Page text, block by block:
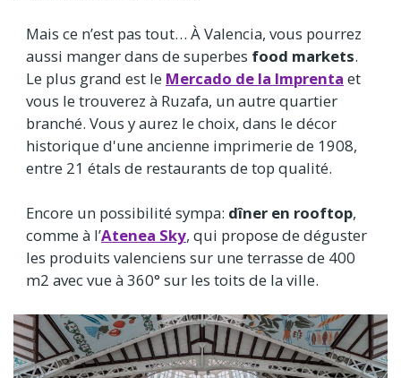
Mais ce n’est pas tout… À Valencia, vous pourrez
aussi manger dans de superbes food markets.
Le plus grand est le Mercado de la Imprenta et
vous le trouverez à Ruzafa, un autre quartier
branché. Vous y aurez le choix, dans le décor
historique d'une ancienne imprimerie de 1908,
entre 21 étals de restaurants de top qualité.
Encore un possibilité sympa: dîner en rooftop,
comme à l’Atenea Sky, qui propose de déguster
les produits valenciens sur une terrasse de 400
m2 avec vue à 360° sur les toits de la ville.